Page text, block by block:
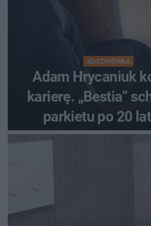
KOSZYKÓWKA
Adam Hrycaniuk
karierę. „Bestia”
parkietu po 20